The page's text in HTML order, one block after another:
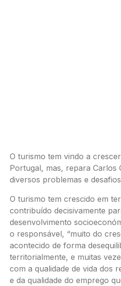
O turismo tem vindo a
Portugal, mas, repara Carlos
diversos problemas e
O turismo tem crescido em
contribuído decisivamente
desenvolvimento
o responsável, “muito do
acontecido de forma
territorialmente, e muitas
com a qualidade de vida dos
e da qualidade do emprego